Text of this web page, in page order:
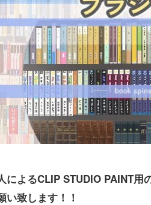
によるCLIP STUDIO PAINT用
い致します！！